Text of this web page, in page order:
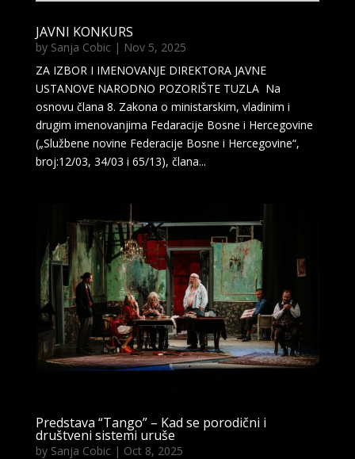
JAVNI KONKURS
by Sanja Cobic| Nov 5, 2025
ZA IZBOR I IMENOVANJE DIREKTORA JAVNE
USTANOVE NARODNO POZORIŠTE TUZLA Na
osnovu člana 8. Zakona o ministarskim, vladinim i
drugim imenovanjima Fedaracije Bosne i Hercegovine
(„Službene novine Federacije Bosne i Hercegovine“,
broj:12/03, 34/03 i 65/13), člana...
Predstava “Tango” – Kad se porodični i
društveni sistemi uruše
by Sanja Cobic| Oct 8, 2025